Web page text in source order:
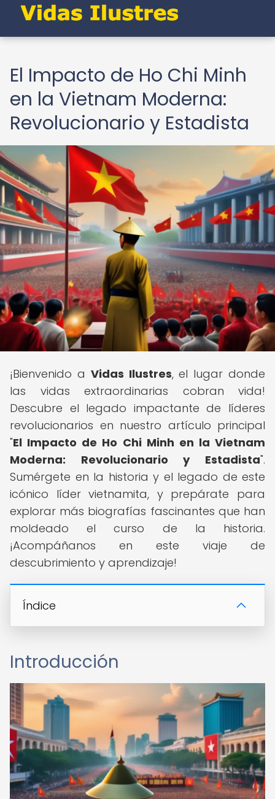
El Impacto de Ho Chi Minh
en la Vietnam Moderna:
Revolucionario y Estadista
¡Bienvenido a Vidas Ilustres, el lugar donde
las vidas extraordinarias cobran vida!
Descubre el legado impactante de líderes
revolucionarios en nuestro artículo principal
"El Impacto de Ho Chi Minh en la Vietnam
Moderna: Revolucionario y Estadista".
Sumérgete en la historia y el legado de este
icónico líder vietnamita, y prepárate para
explorar más biografías fascinantes que han
moldeado el curso de la historia.
¡Acompáñanos en este viaje de
descubrimiento y aprendizaje!
Índice
Introducción